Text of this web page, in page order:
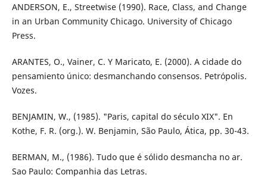
ANDERSON, E., Streetwise (1990). Race, Class, and Change
in an Urban Community Chicago. University of Chicago
Press.
ARANTES, O., Vainer, C. Y Maricato, E. (2000). A cidade do
pensamiento único: desmanchando consensos. Petrópolis.
Vozes.
BENJAMIN, W., (1985). "Paris, capital do século XIX". En
Kothe, F. R. (org.). W. Benjamin, São Paulo, Ática, pp. 30-43.
BERMAN, M., (1986). Tudo que é sólido desmancha no ar.
Sao Paulo: Companhia das Letras.